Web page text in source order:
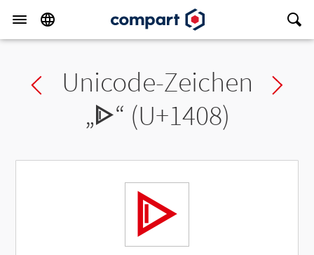
Previous char
Unicode-Zeichen
„ᐈ“ (U+1408)
ᐈ